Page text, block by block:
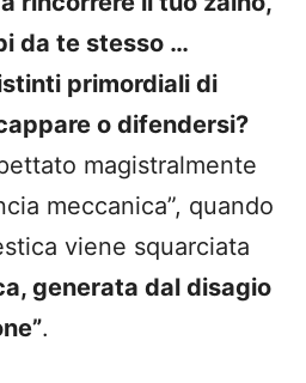
da te stesso …
primordiali di
o difendersi?
magistralmente
meccanica”, quando
viene squarciata
generata dal disagio
.